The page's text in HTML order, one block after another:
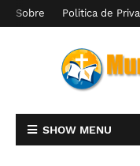
Sobre Politica de
SHOW MENU